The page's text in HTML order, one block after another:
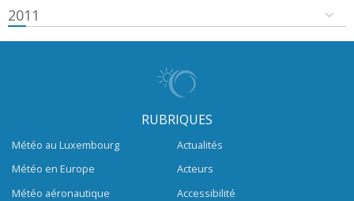
2011
RUBRIQUES
Météo au Luxembourg
Météo en Europe
Météo aéronautique
Actualités
Acteurs
Accessibilité